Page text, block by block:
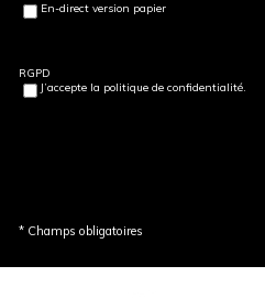
En-direct version papier
RGPD
J’accepte la politique de confidentialité.
* Champs obligatoires